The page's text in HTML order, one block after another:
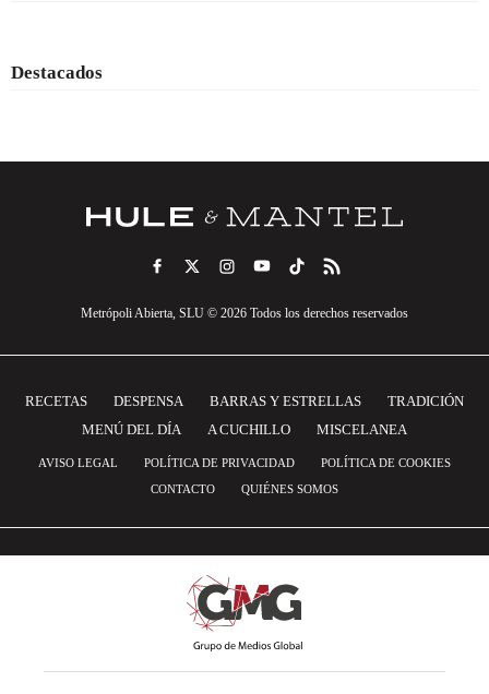
Destacados
Metrópoli Abierta, SLU © 2026 Todos los derechos reservados
RECETAS DESPENSA BARRAS Y ESTRELLAS
TRADICIÓN
MENÚ DEL DÍA
A CUCHILLO MISCELANEA
AVISO LEGAL POLÍTICA DE PRIVACIDAD
POLÍTICA DE COOKIES
CONTACTO
QUIÉNES SOMOS